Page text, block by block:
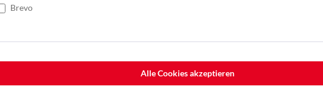
Brevo
Alle Cookies akzeptieren